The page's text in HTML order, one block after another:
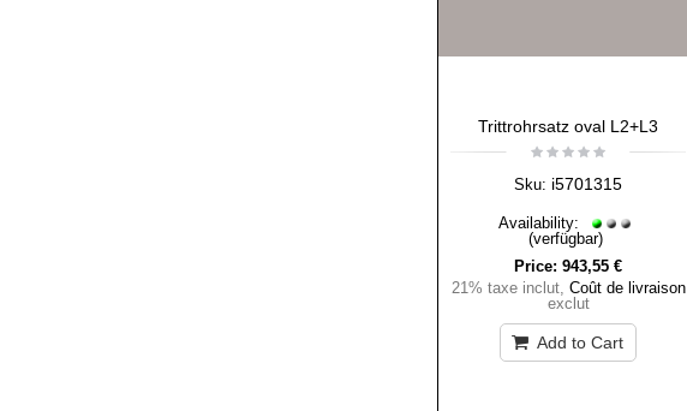
Trittrohrsatz oval L2+L3
Sku: i5701315
Availability:
(verfügbar)
Price: 943,55 €
21% taxe inclut, Coût de livraison
exclut
Add to Cart